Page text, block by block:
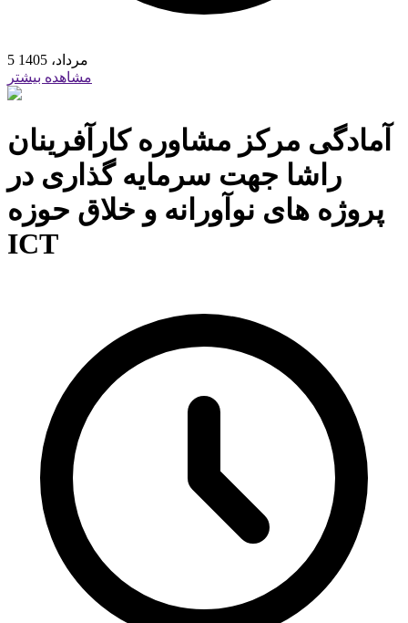
5 مرداد، 1405
مشاهده بیشتر
آمادگی مرکز مشاوره کارآفرینان
راشا جهت سرمایه گذاری در
پروژه های نوآورانه و خلاق حوزه
ICT